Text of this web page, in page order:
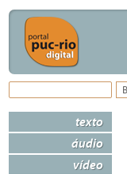
texto
áudio
vídeo